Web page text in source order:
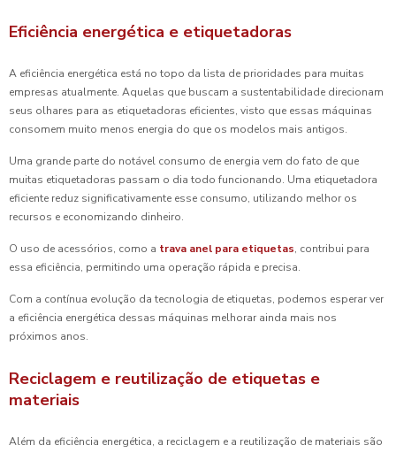
Eficiência energética e etiquetadoras
A eficiência energética está no topo da lista de prioridades para muitas
empresas atualmente. Aquelas que buscam a sustentabilidade direcionam
seus olhares para as etiquetadoras eficientes, visto que essas máquinas
consomem muito menos energia do que os modelos mais antigos.
Uma grande parte do notável consumo de energia vem do fato de que
muitas etiquetadoras passam o dia todo funcionando. Uma etiquetadora
eficiente reduz significativamente esse consumo, utilizando melhor os
recursos e economizando dinheiro.
O uso de acessórios, como a trava anel para etiquetas, contribui para
essa eficiência, permitindo uma operação rápida e precisa.
Com a contínua evolução da tecnologia de etiquetas, podemos esperar ver
a eficiência energética dessas máquinas melhorar ainda mais nos
próximos anos.
Reciclagem e reutilização de etiquetas e
materiais
Além da eficiência energética, a reciclagem e a reutilização de materiais são